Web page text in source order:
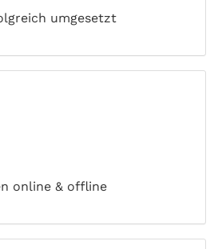
umgesetzt
online & offline